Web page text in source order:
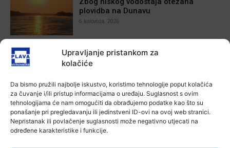
Upravljanje pristankom za
kolačiće
Da bismo pružili najbolje iskustvo, koristimo tehnologije poput kolačića
za čuvanje i/ili pristup informacijama o uređaju. Suglasnost s ovim
tehnologijama će nam omogućiti da obrađujemo podatke kao što su
ponašanje pri pregledavanju ili jedinstveni ID-ovi na ovoj web stranici.
Nepristanak ili povlačenje suglasnosti može negativno utjecati na
određene karakteristike i funkcije.
plovidba na Dunavu
6 kolovoza, 2026
Aktualno
Krimići, trileri, ljubavne priče i
povijesna fikcija najtraženiji su
knjižnici
6 kolovoza, 2026
Aktualno
Iz Vinkovačkog vodovoda i
kanalizacije najavljuju smanjenje